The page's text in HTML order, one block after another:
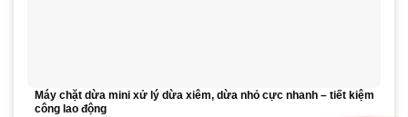
Máy chặt dừa mini xử lý dừa xiêm, dừa nhỏ cực nhanh – tiết kiệm
công lao động